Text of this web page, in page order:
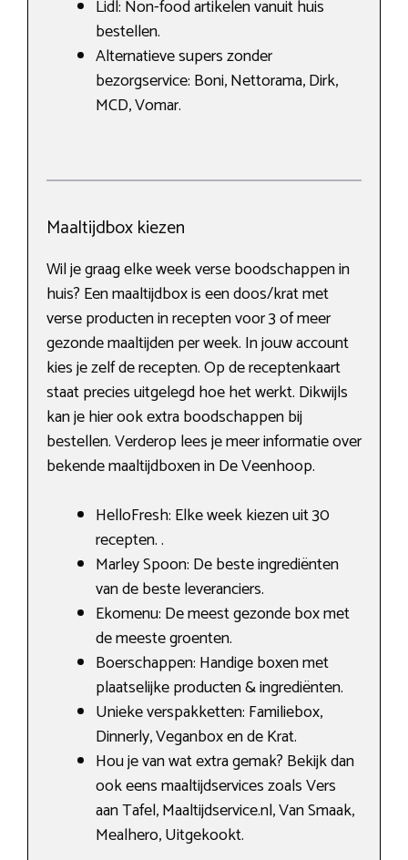
Lidl: Non-food artikelen vanuit huis
bestellen.
Alternatieve supers zonder
bezorgservice: Boni, Nettorama, Dirk,
MCD, Vomar.
Maaltijdbox kiezen
Wil je graag elke week verse boodschappen in
huis? Een maaltijdbox is een doos/krat met
verse producten in recepten voor 3 of meer
gezonde maaltijden per week. In jouw account
kies je zelf de recepten. Op de receptenkaart
staat precies uitgelegd hoe het werkt. Dikwijls
kan je hier ook extra boodschappen bij
bestellen. Verderop lees je meer informatie over
bekende maaltijdboxen in De Veenhoop.
HelloFresh: Elke week kiezen uit 30
recepten. .
Marley Spoon: De beste ingrediënten
van de beste leveranciers.
Ekomenu: De meest gezonde box met
de meeste groenten.
Boerschappen: Handige boxen met
plaatselijke producten & ingrediënten.
Unieke verspakketten: Familiebox,
Dinnerly, Veganbox en de Krat.
Hou je van wat extra gemak? Bekijk dan
ook eens maaltijdservices zoals Vers
aan Tafel, Maaltijdservice.nl, Van Smaak,
Mealhero, Uitgekookt.